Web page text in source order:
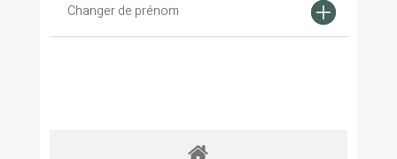
Changer de prénom